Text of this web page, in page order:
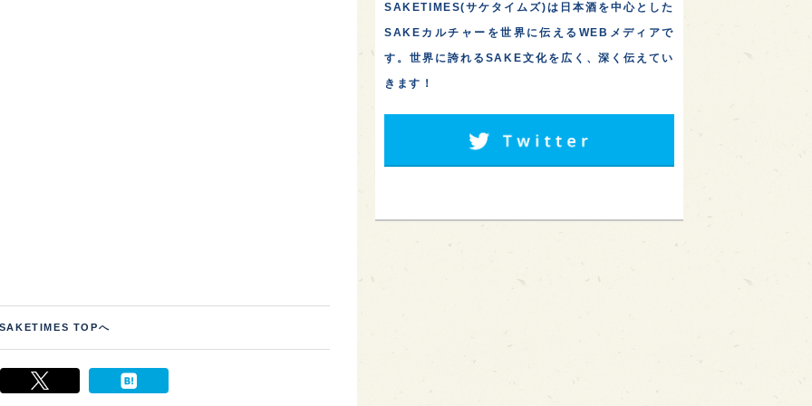
TOPへ
SAKETIMES(サケタイムズ)は日本酒を中心とした
SAKEカルチャーを世界に伝えるWEBメディアで
す。世界に誇れるSAKE文化を広く、深く伝えてい
きます！